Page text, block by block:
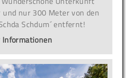
nur 300 Meter von den
Schdum´ entfernt!
Informationen